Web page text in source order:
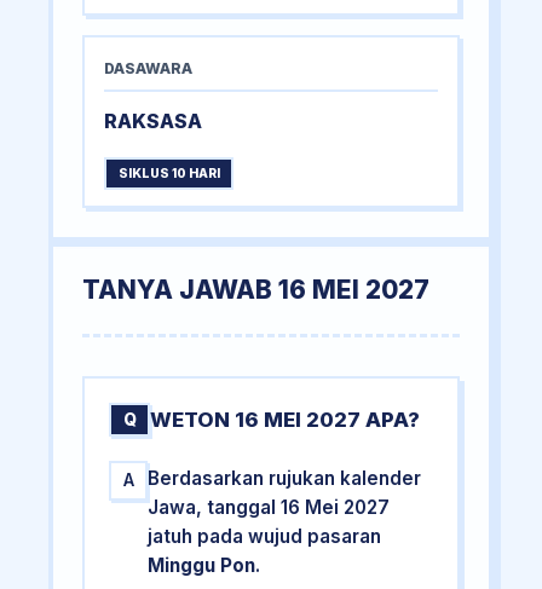
DASAWARA
RAKSASA
SIKLUS 10 HARI
TANYA JAWAB 16 MEI 2027
Q WETON 16 MEI 2027 APA?
A
Berdasarkan rujukan kalender
Jawa, tanggal 16 Mei 2027
jatuh pada wujud pasaran
Minggu Pon.